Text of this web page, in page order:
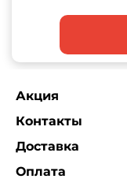
Акция
Контакты
Доставка
Оплата